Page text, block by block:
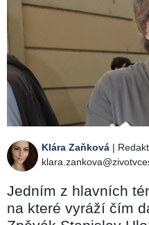
Klára Zaňková |
Jedním z hlavních
na které vyráží čím